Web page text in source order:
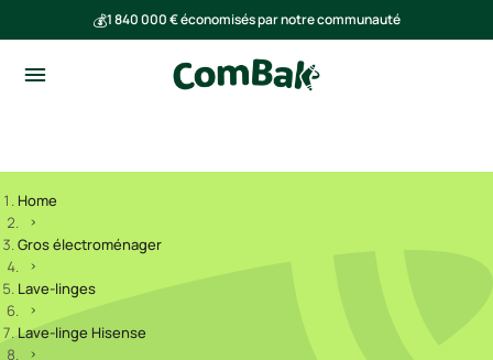
💰1 840 000 € économisés par notre communauté
Home
Gros électroménager
Lave-linges
Lave-linge Hisense